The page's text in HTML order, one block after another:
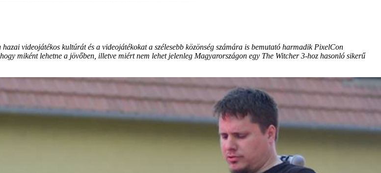
videojátékos kultúrát és a videojátékokat a szélesebb közönség számára is bemutató harmadik PixelCon
miként lehetne a jövőben, illetve miért nem lehet jelenleg Magyarországon egy The Witcher 3-hoz hasonló sikerű